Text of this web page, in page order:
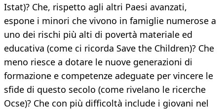
Istat)? Che, rispetto agli altri Paesi avanzati,
espone i minori che vivono in famiglie numerose a
uno dei rischi più alti di povertà materiale ed
educativa (come ci ricorda Save the Children)? Che
meno riesce a dotare le nuove generazioni di
formazione e competenze adeguate per vincere le
sfide di questo secolo (come rivelano le ricerche
Ocse)? Che con più difficoltà include i giovani nel